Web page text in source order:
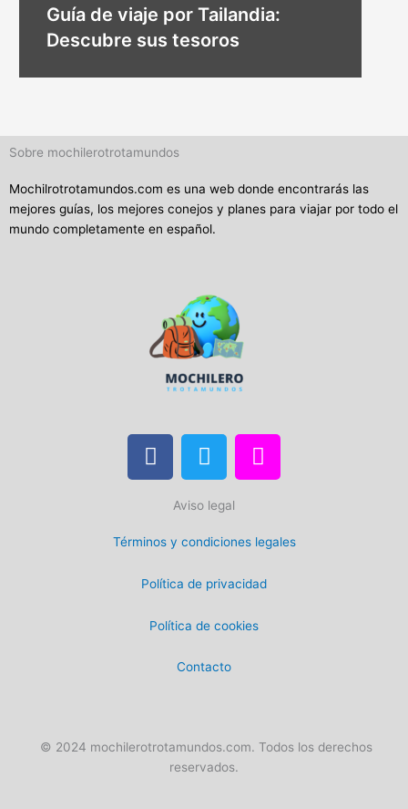
Guía de viaje por Tailandia:
Descubre sus tesoros
Sobre mochilerotrotamundos
Mochilrotrotamundos.com es una web donde encontrarás las
mejores guías, los mejores conejos y planes para viajar por todo el
mundo completamente en español.
F
a
b
o
T
w
t
t
r
I
n
a
g
r
m
Aviso legal
Términos y condiciones legales
Política de privacidad
Política de cookies
Contacto
© 2024 mochilerotrotamundos.com. Todos los derechos
reservados.